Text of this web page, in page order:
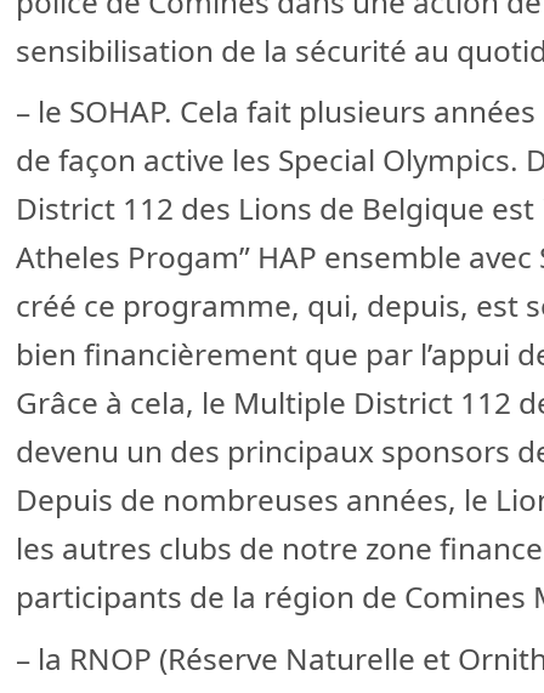
sensibilisation de la sécurité au
– le SOHAP. Cela fait plusieurs
de façon active les Special Olympics.
District 112 des Lions de Belgique
Atheles Progam” HAP ensemble
créé ce programme, qui, depuis, est
bien financièrement que par l’appui
Grâce à cela, le Multiple District 112
devenu un des principaux sponsors
Depuis de nombreuses années, le
les autres clubs de notre zone
participants de la région de Comines
– la RNOP (Réserve Naturelle et